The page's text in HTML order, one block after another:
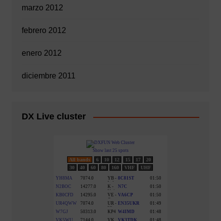
marzo 2012
febrero 2012
enero 2012
diciembre 2011
DX Live cluster